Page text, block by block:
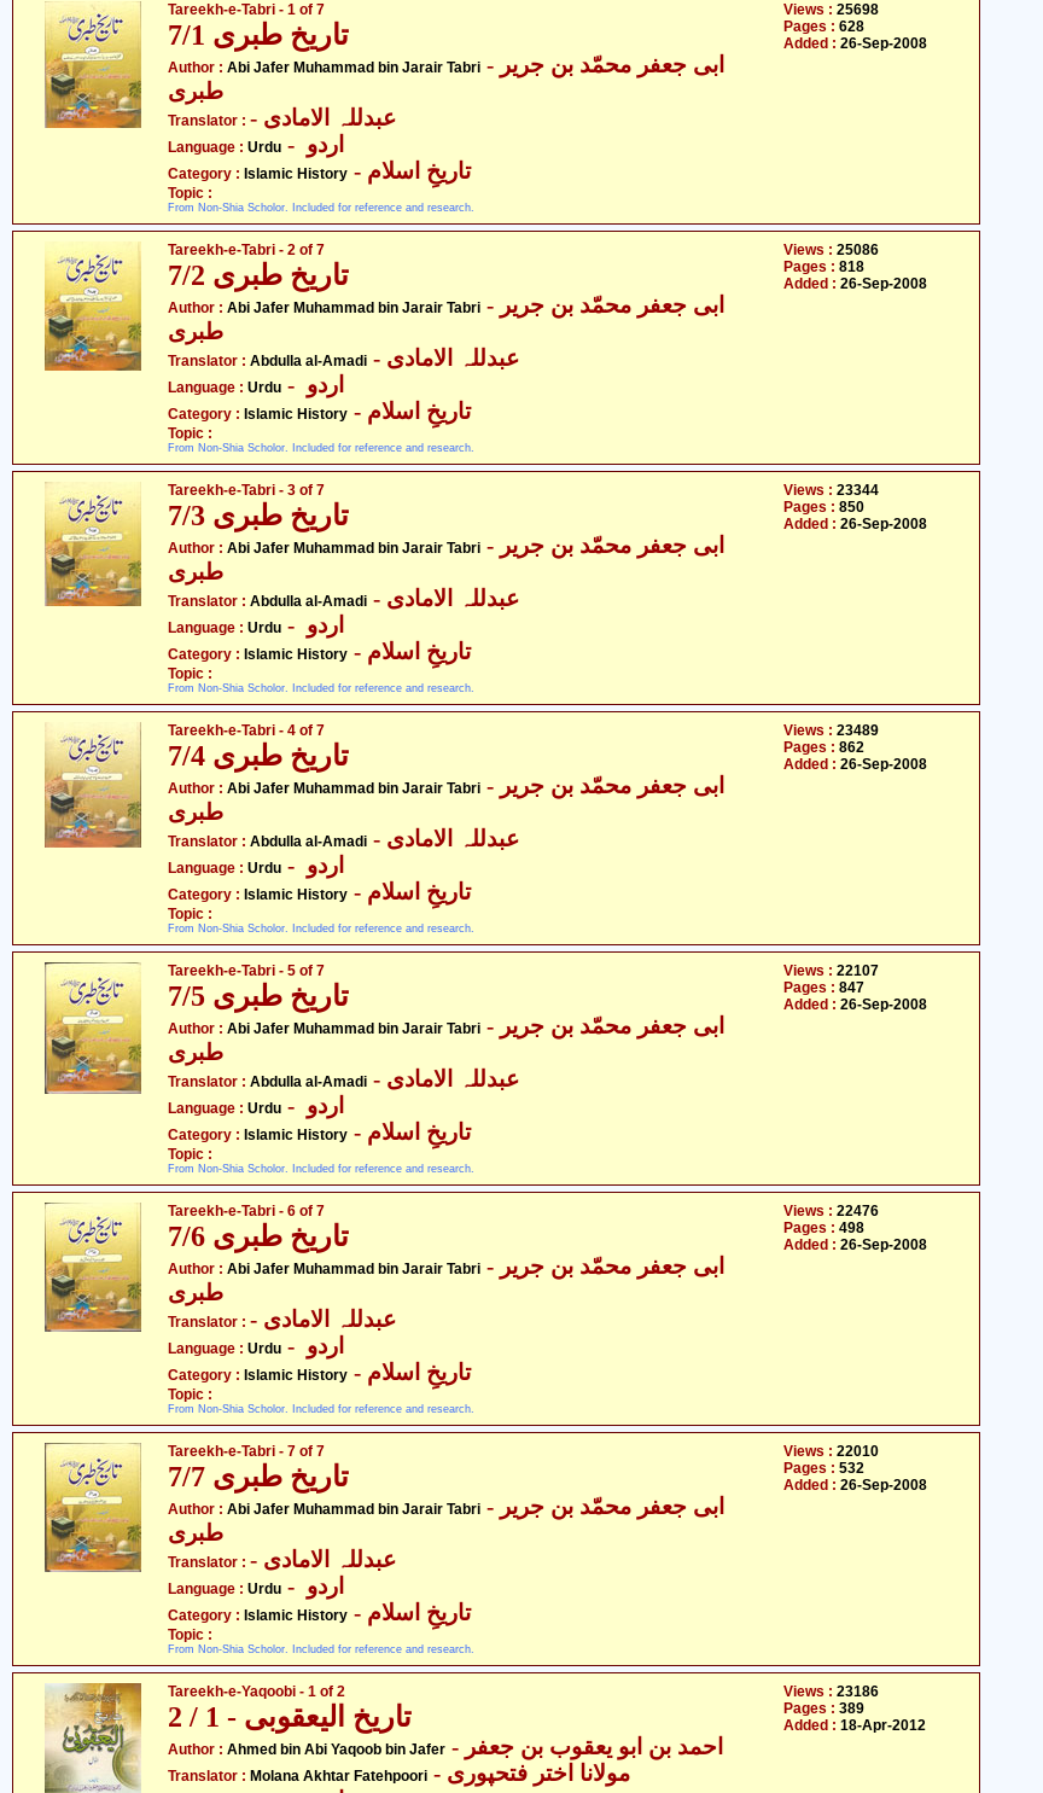
Tareekh-e-Tabri - 1 of 7
تاریخ طبری 7/1
Author : Abi Jafer Muhammad bin Jarair Tabri - ابی جعفر محمّد بن جریر
طبری
Translator : - عبدللہ الامادی
Language : Urdu
Category : Islamic History - تاریخِ اسلام
Topic :
From Non-Shia Scholor. Included for reference and research.
Views : 25698
Pages : 628
Added : 26-Sep-2008
Tareekh-e-Tabri - 2 of 7
تاریخ طبری 7/2
Author : Abi Jafer Muhammad bin Jarair Tabri - ابی جعفر محمّد بن جریر
طبری
Translator : Abdulla al-Amadi - عبدللہ الامادی
Language : Urdu
Category : Islamic History - تاریخِ اسلام
Topic :
From Non-Shia Scholor. Included for reference and research.
Views : 25086
Pages : 818
Added : 26-Sep-2008
Tareekh-e-Tabri - 3 of 7
تاریخ طبری 7/3
Author : Abi Jafer Muhammad bin Jarair Tabri - ابی جعفر محمّد بن جریر
طبری
Translator : Abdulla al-Amadi - عبدللہ الامادی
Language : Urdu
Category : Islamic History - تاریخِ اسلام
Topic :
From Non-Shia Scholor. Included for reference and research.
Views : 23344
Pages : 850
Added : 26-Sep-2008
Tareekh-e-Tabri - 4 of 7
تاریخ طبری 7/4
Author : Abi Jafer Muhammad bin Jarair Tabri - ابی جعفر محمّد بن جریر
طبری
Translator : Abdulla al-Amadi - عبدللہ الامادی
Language : Urdu
Category : Islamic History - تاریخِ اسلام
Topic :
From Non-Shia Scholor. Included for reference and research.
Views : 23489
Pages : 862
Added : 26-Sep-2008
Tareekh-e-Tabri - 5 of 7
تاریخ طبری 7/5
Author : Abi Jafer Muhammad bin Jarair Tabri - ابی جعفر محمّد بن جریر
طبری
Translator : Abdulla al-Amadi - عبدللہ الامادی
Language : Urdu
Category : Islamic History - تاریخِ اسلام
Topic :
From Non-Shia Scholor. Included for reference and research.
Views : 22107
Pages : 847
Added : 26-Sep-2008
Tareekh-e-Tabri - 6 of 7
تاریخ طبری 7/6
Author : Abi Jafer Muhammad bin Jarair Tabri - ابی جعفر محمّد بن جریر
طبری
Translator : - عبدللہ الامادی
Language : Urdu
Category : Islamic History - تاریخِ اسلام
Topic :
From Non-Shia Scholor. Included for reference and research.
Views : 22476
Pages : 498
Added : 26-Sep-2008
Tareekh-e-Tabri - 7 of 7
تاریخ طبری 7/7
Author : Abi Jafer Muhammad bin Jarair Tabri - ابی جعفر محمّد بن جریر
طبری
Translator : - عبدللہ الامادی
Language : Urdu
Category : Islamic History - تاریخِ اسلام
Topic :
From Non-Shia Scholor. Included for reference and research.
Views : 22010
Pages : 532
Added : 26-Sep-2008
Tareekh-e-Yaqoobi - 1 of 2
تاریخ الیعقوبی - 1 / 2
Author : Ahmed bin Abi Yaqoob bin Jafer
Translator : Molana Akhtar Fatehpoori
- مولانا اختر فتحپوری
Views : 23186
Pages : 389
Added : 18-Apr-2012